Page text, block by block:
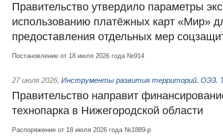
Правительство утвердило параметры
использованию платёжных карт «Мир»
предоставления отдельных мер
Постановление от 18 июля 2026 года №914
27 июля 2026, Инструменты развития территорий. ОЭЗ.
Правительство направит
технопарка в Нижегородской области
Распоряжение от 18 июля 2026 года №1889-р